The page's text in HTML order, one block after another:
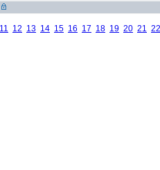
11 12 13 14 15 16 17 18 19 20 21 22